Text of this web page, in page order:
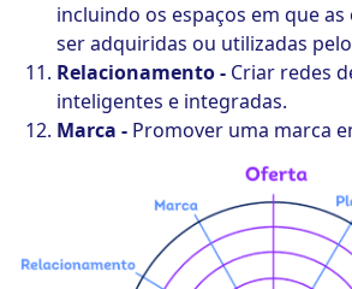
incluindo os espaços em que
ser adquiridas ou utilizadas
Relacionamento - Criar redes
inteligentes e integradas.
Marca - Promover uma marca